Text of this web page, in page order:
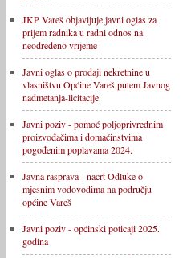
JKP Vareš objavljuje javni oglas za
prijem radnika u radni odnos na
neodređeno vrijeme
Javni oglas o prodaji nekretnine u
vlasništvu Općine Vareš putem Javnog
nadmetanja-licitacije
Javni poziv - pomoć poljoprivrednim
proizvođačima i domaćinstvima
pogođenim poplavama 2024.
Javna rasprava - nacrt Odluke o
mjesnim vodovodima na području
općine Vareš
Javni poziv - općinski poticaji 2025.
godina